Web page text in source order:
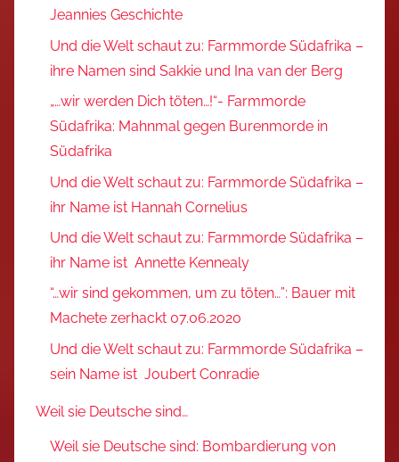
Jeannies Geschichte
Und die Welt schaut zu: Farmmorde Südafrika –
ihre Namen sind Sakkie und Ina van der Berg
„…wir werden Dich töten…!“- Farmmorde
Südafrika: Mahnmal gegen Burenmorde in
Südafrika
Und die Welt schaut zu: Farmmorde Südafrika –
ihr Name ist Hannah Cornelius
Und die Welt schaut zu: Farmmorde Südafrika –
ihr Name ist Annette Kennealy
“…wir sind gekommen, um zu töten…”: Bauer mit
Machete zerhackt 07.06.2020
Und die Welt schaut zu: Farmmorde Südafrika –
sein Name ist Joubert Conradie
Weil sie Deutsche sind…
Weil sie Deutsche sind: Bombardierung von